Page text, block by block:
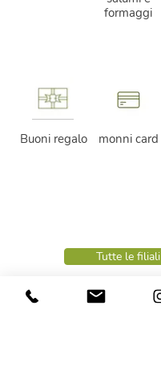
formaggi
Buoni regalo monni card
Tutte le filiali